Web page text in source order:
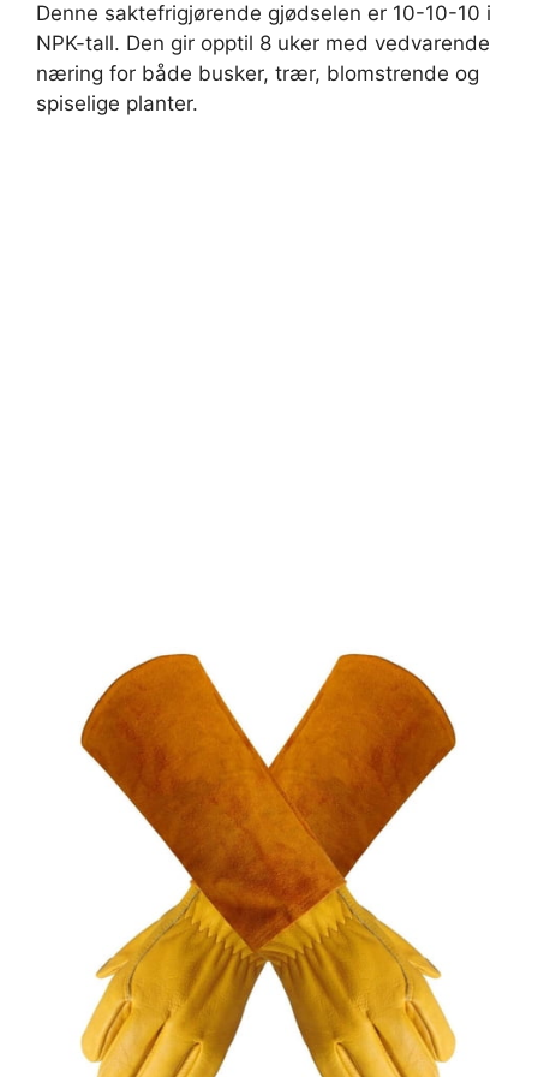
Denne saktefrigjørende gjødselen er 10-10-10 i
NPK-tall. Den gir opptil 8 uker med vedvarende
næring for både busker, trær, blomstrende og
spiselige planter.